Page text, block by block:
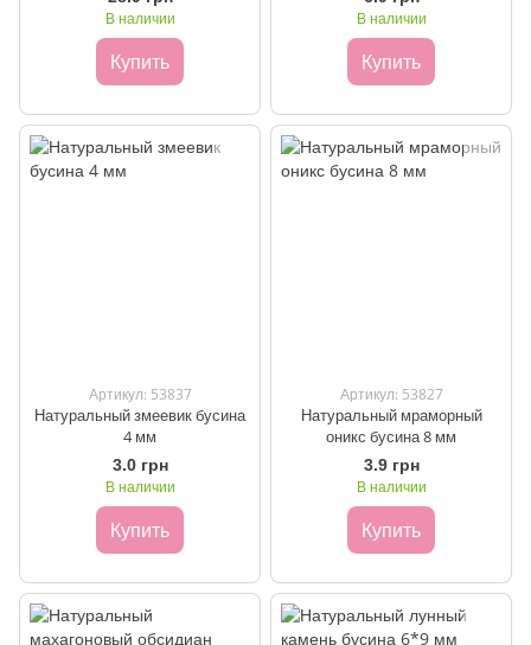
В наличии
Купить
В наличии
Купить
Артикул: 53837
Натуральный змеевик бусина
4 мм
3.0 грн
В наличии
Купить
Артикул: 53827
Натуральный мраморный
оникс бусина 8 мм
3.9 грн
В наличии
Купить